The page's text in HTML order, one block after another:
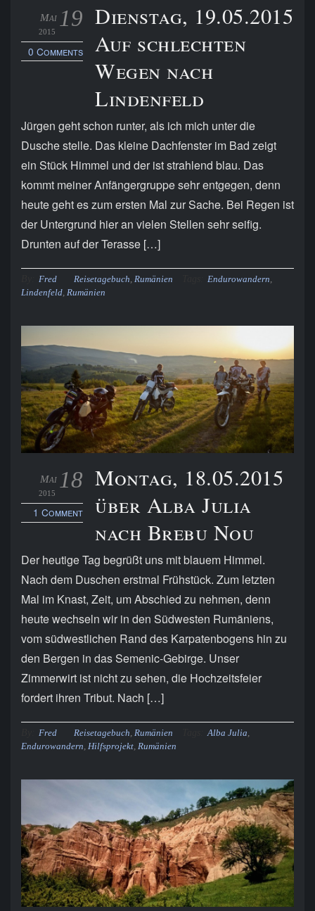
19
Mai
2015
0 Comments
Dienstag, 19.05.2015
Auf schlechten
Wegen nach
Lindenfeld
Jürgen geht schon runter, als ich mich unter die
Dusche stelle. Das kleine Dachfenster im Bad zeigt
ein Stück Himmel und der ist strahlend blau. Das
kommt meiner Anfängergruppe sehr entgegen, denn
heute geht es zum ersten Mal zur Sache. Bei Regen ist
der Untergrund hier an vielen Stellen sehr seifig.
Drunten auf der Terasse […]
Fred Reisetagebuch Rumänien Endurowandern
Lindenfeld Rumänien
18
Mai
2015
1 Comment
Montag, 18.05.2015
über Alba Julia
nach Brebu Nou
Der heutige Tag begrüßt uns mit blauem Himmel.
Nach dem Duschen erstmal Frühstück. Zum letzten
Mal im Knast, Zeit, um Abschied zu nehmen, denn
heute wechseln wir in den Südwesten Rumäniens,
vom südwestlichen Rand des Karpatenbogens hin zu
den Bergen in das Semenic-Gebirge. Unser
Zimmerwirt ist nicht zu sehen, die Hochzeitsfeier
fordert ihren Tribut. Nach […]
Fred Reisetagebuch Rumänien Alba Julia
Endurowandern Hilfsprojekt Rumänien